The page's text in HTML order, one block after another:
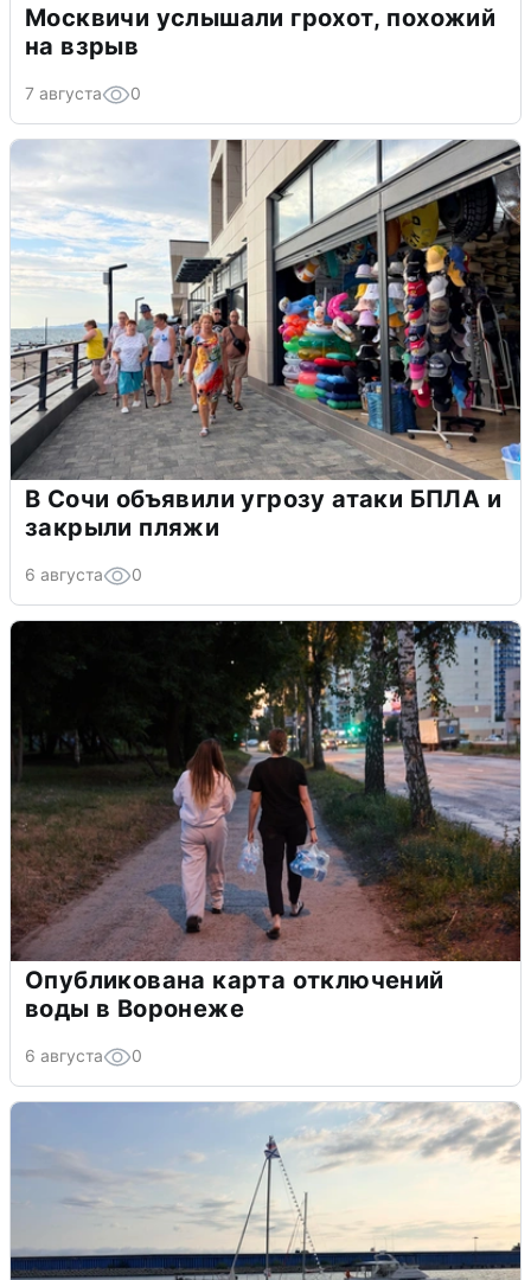
Москвичи услышали грохот, похожий
на взрыв
7 августа 0
В Сочи объявили угрозу атаки БПЛА и
закрыли пляжи
6 августа 0
Опубликована карта отключений
воды в Воронеже
6 августа 0